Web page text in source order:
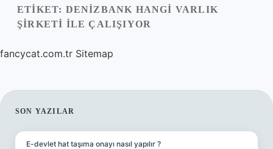
Yasal Uyarı
ETIKET: DENIZBANK HANGI VARLIK
ŞIRKETI ILE ÇALIŞIYOR
fancycat.com.tr Sitemap
SIDEBAR
SON YAZILAR
E-devlet hat taşıma onayı nasıl yapılır ?